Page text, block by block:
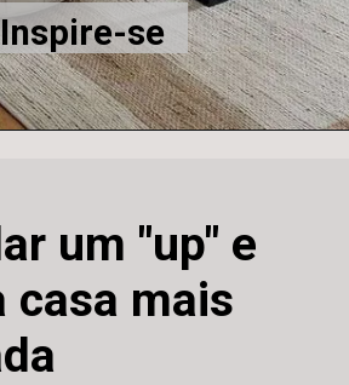
Inspire-se
um "up" e
casa mais